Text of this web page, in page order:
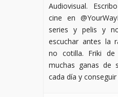
Audiovisual.
cine en
series y pelis y
escuchar antes la
no cotilla. Friki de
muchas ganas de
cada día y